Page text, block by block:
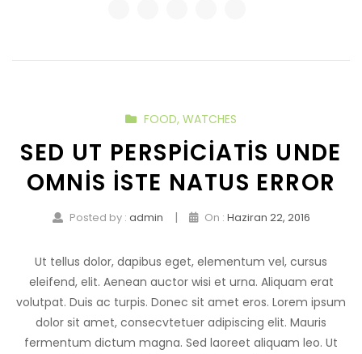
FOOD, WATCHES
SED UT PERSPICIATIS UNDE
OMNIS ISTE NATUS ERROR
Posted by : admin | On : Haziran 22, 2016
Ut tellus dolor, dapibus eget, elementum vel, cursus
eleifend, elit. Aenean auctor wisi et urna. Aliquam erat
volutpat. Duis ac turpis. Donec sit amet eros. Lorem ipsum
dolor sit amet, consecvtetuer adipiscing elit. Mauris
fermentum dictum magna. Sed laoreet aliquam leo. Ut